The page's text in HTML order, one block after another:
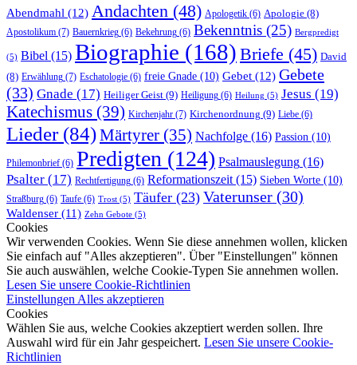
Abendmahl (12) Andachten (48) Apologetik (6) Apologie (8)
Apostolikum (7) Bauernkrieg (6) Bekehrung (6) Bekenntnis (25) Bergpredigt
(5) Bibel (15) Biographie (168) Briefe (45) David
(8) Erwählung (7) Eschatologie (6) freie Gnade (10) Gebet (12) Gebete
(33) Gnade (17) Heiliger Geist (9) Heiligung (6) Heilung (5) Jesus (19)
Katechismus (39) Kirchenjahr (7) Kirchenordnung (9) Liebe (6)
Lieder(84)Märtyrer (35) Nachfolge (16) Passion (10)
Philemonbrief (6) Predigten (124) Psalmauslegung (16)
Psalter (17) Rechtfertigung (6) Reformationszeit (15) Sieben Worte (10)
Straßburg (6) Taufe (6) Trost (5) Täufer (23) Vaterunser (30)
Waldenser (11) Zehn Gebote (5)
Cookies
Wir verwenden Cookies. Wenn Sie diese annehmen wollen, klicken
Sie einfach auf "Alles akzeptieren". Über "Einstellungen" können
Sie auch auswählen, welche Cookie-Typen Sie annehmen wollen.
Lesen Sie unsere Cookie-Richtlinien
Einstellungen Alles akzeptieren
Cookies
Wählen Sie aus, welche Cookies akzeptiert werden sollen. Ihre
Auswahl wird für ein Jahr gespeichert. Lesen Sie unsere Cookie-
Richtlinien